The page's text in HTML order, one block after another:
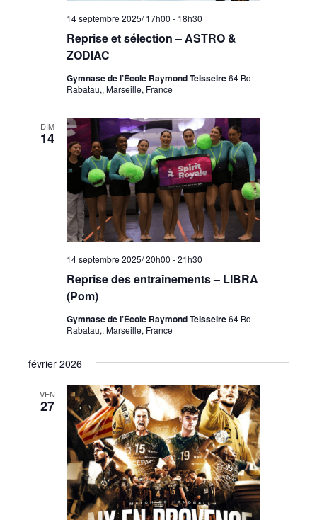
Reprise et sélection – ASTRO &
ZODIAC
14 septembre 2025/ 17h00 - 18h30
Gymnase de l’École Raymond Teisseire64 Bd
Rabatau,, Marseille, France
DIM
14
Reprise des entraînements – LIBRA
(Pom)
14 septembre 2025/ 20h00 -21h30
Gymnase de l’École Raymond Teisseire64 Bd
Rabatau,, Marseille, France
février 2026
VEN
27